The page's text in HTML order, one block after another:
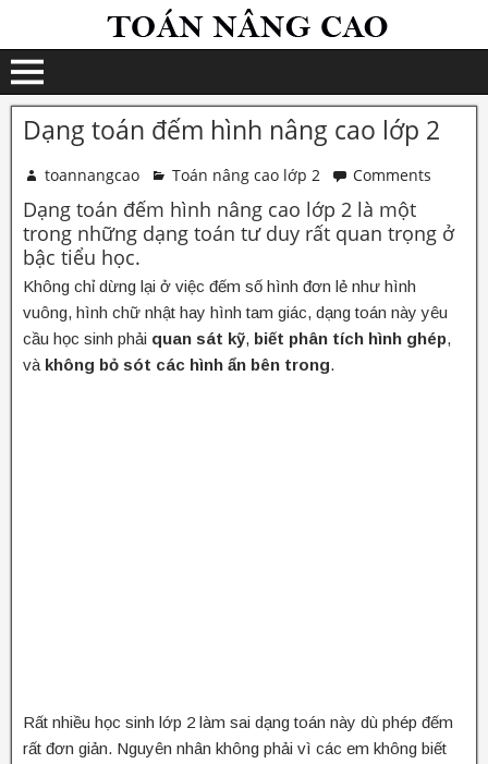
Dạng toán đếm hình nâng cao lớp 2
toannangcao Toán nâng cao lớp 2 Comments
Dạng toán đếm hình nâng cao lớp 2 là một
trong những dạng toán tư duy rất quan trọng ở
bậc tiểu học.
Không chỉ dừng lại ở việc đếm số hình đơn lẻ như hình
vuông, hình chữ nhật hay hình tam giác, dạng toán này yêu
cầu học sinh phải quan sát kỹ, biết phân tích hình ghép,
và không bỏ sót các hình ẩn bên trong.
Rất nhiều học sinh lớp 2 làm sai dạng toán này dù phép đếm
rất đơn giản. Nguyên nhân không phải vì các em không biết